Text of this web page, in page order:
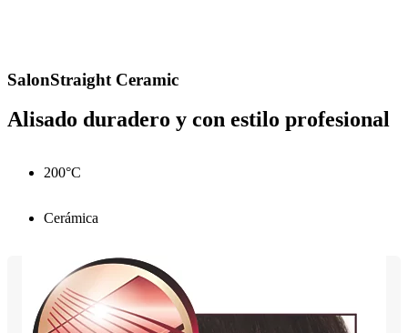
SalonStraight Ceramic
Alisado duradero y con estilo profesional
200°C
Cerámica